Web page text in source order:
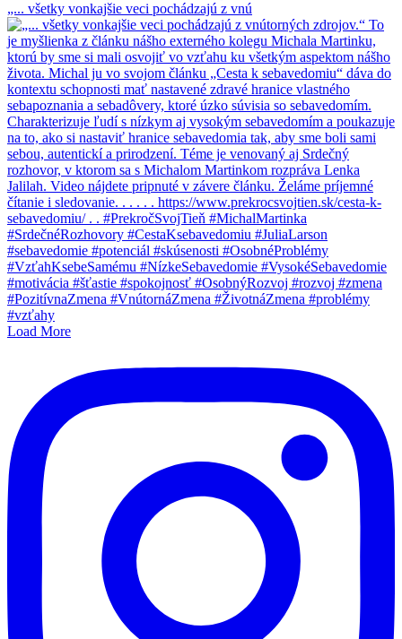
„... všetky vonkajšie veci pochádzajú z vnú
Load More